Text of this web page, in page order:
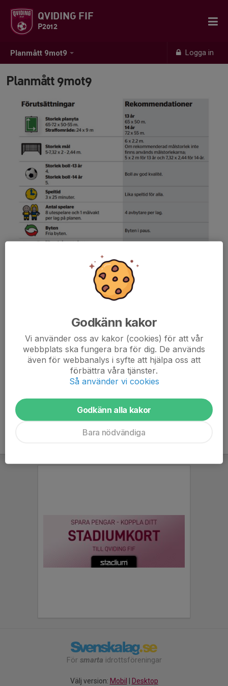
Planmått 9mot9 Logga in
QVIDING FIF
P2012
Planmått 9mot9
För smarta idrottsföreningar
Välj version: Mobil Desktop
Godkänn kakor
Vi använder oss av kakor (cookies) för att vår
webbplats ska fungera bra för dig. De används
även för webbanalys i syfte att hjälpa oss att
förbättra våra tjänster.
Så använder vi cookies
Godkänn alla kakor
Bara nödvändiga